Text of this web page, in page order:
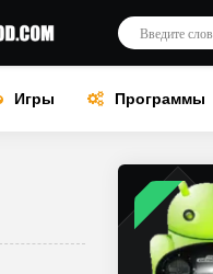
Игры Программы